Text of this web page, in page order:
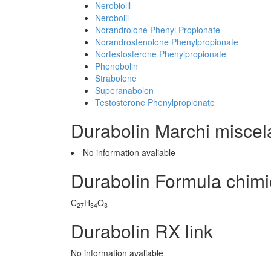
Nerobiolil
Nerobolil
Norandrolone Phenyl Propionate
Norandrostenolone Phenylpropionate
Nortestosterone Phenylpropionate
Phenobolin
Strabolene
Superanabolon
Testosterone Phenylpropionate
Durabolin Marchi
No information avaliable
Durabolin Formula
C27H34O3
Durabolin RX link
No information avaliable